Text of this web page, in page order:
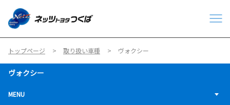
トップページ 取り扱い車種 ヴォクシー
ヴォクシー
MENU